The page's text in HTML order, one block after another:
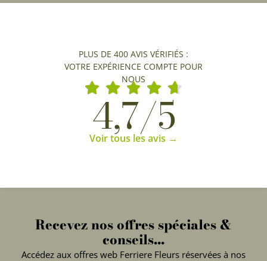
PLUS DE 400 AVIS VÉRIFIÉS :
VOTRE EXPÉRIENCE COMPTE POUR
NOUS
4,7/5
Voir tous les avis →
Recevez nos offres spéciales &
conseils...
Accédez aux offres web Ferriere Fleurs réservées à nos